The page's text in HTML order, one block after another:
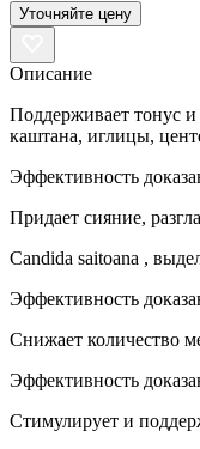
Уточняйте цену
Описание
Поддерживает тонус и
каштана, иглицы,
Эффективность
Придает сияние,
Candida saitoana ,
Эффективность
Снижает количество
Эффективность
Стимулирует и